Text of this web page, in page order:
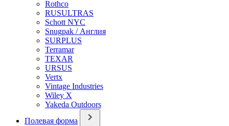
Rothco
RUSULTRAS
Schott NYC
Snugpak / Англия
SURPLUS
Terramar
TEXAR
URSUS
Vertx
Vintage Industries
Wiley X
Yakeda Outdoors
Полевая форма